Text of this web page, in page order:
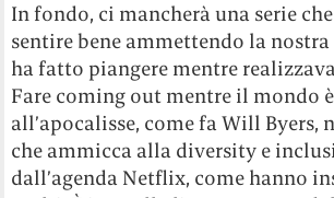
In fondo, ci mancherà una serie
sentire bene ammettendo la
ha fatto piangere mentre
Fare coming out mentre il mondo
all’apocalisse, come fa Will Byers,
che ammicca alla diversity e
dall’agenda Netflix, come hanno